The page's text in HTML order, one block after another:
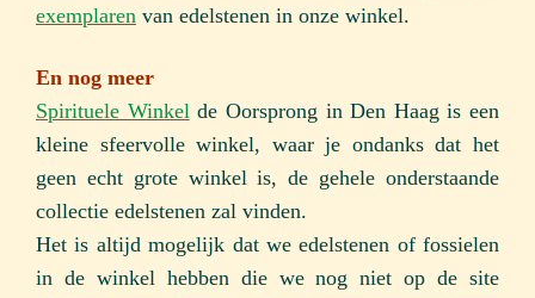
exemplaren van edelstenen in onze winkel.
En nog meer
Spirituele Winkelde Oorsprong in Den Haag is een
kleine sfeervolle winkel, waar je ondanks dat het
geen echt grote winkel is, de gehele onderstaande
collectie edelstenen zal vinden.
Het is altijd mogelijk dat we edelstenen of fossielen
in de winkel hebben die we nog niet op de site